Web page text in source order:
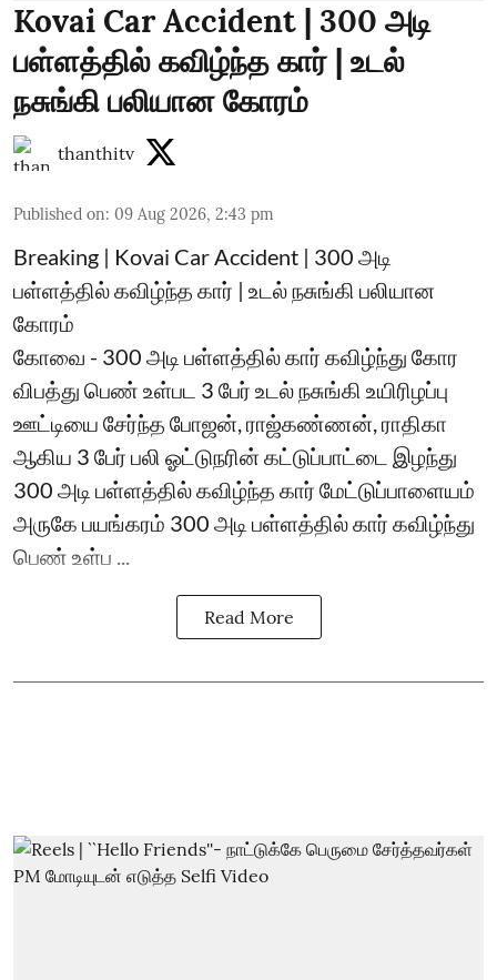
Kovai Car Accident | 300 அடி
பள்ளத்தில் கவிழ்ந்த கார் | உடல்
நசுங்கி பலியான கோரம்
thanthitv
Published on: 09 Aug 2026, 2:43 pm
Breaking | Kovai Car Accident | 300 அடி
பள்ளத்தில் கவிழ்ந்த கார் | உடல் நசுங்கி பலியான
கோரம்
கோவை - 300 அடி பள்ளத்தில் கார் கவிழ்ந்து கோர
விபத்து பெண் உள்பட 3 பேர் உடல் நசுங்கி உயிரிழப்பு
ஊட்டியை சேர்ந்த போஜன், ராஜ்கண்ணன், ராதிகா
ஆகிய 3 பேர் பலி ஓட்டுநரின் கட்டுப்பாட்டை இழந்து
300 அடி பள்ளத்தில் கவிழ்ந்த கார் மேட்டுப்பாளையம்
அருகே பயங்கரம் 300 அடி பள்ளத்தில் கார் கவிழ்ந்து
பெண் உள்ப ...
Read More